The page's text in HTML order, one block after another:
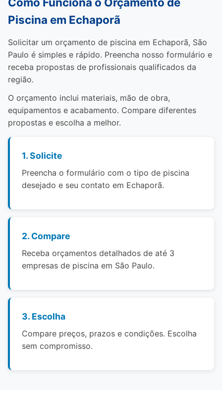
Piscina em Echaporã
Solicitar um orçamento de piscina em Echaporã, São
Paulo é simples e rápido. Preencha nosso formulário e
receba propostas de profissionais qualificados da
região.
O orçamento inclui materiais, mão de obra,
equipamentos e acabamento. Compare diferentes
propostas e escolha a melhor.
1. Solicite
Preencha o formulário com o tipo de piscina
desejado e seu contato em Echaporã.
2. Compare
Receba orçamentos detalhados de até 3
empresas de piscina em São Paulo.
3. Escolha
Compare preços, prazos e condições. Escolha
sem compromisso.